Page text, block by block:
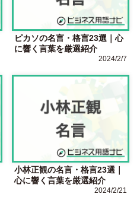
ピカソの名言・格言23選｜心
に響く言葉を厳選紹介
2024/2/7
小林正観の名言・格言23選｜
心に響く言葉を厳選紹介
2024/2/21